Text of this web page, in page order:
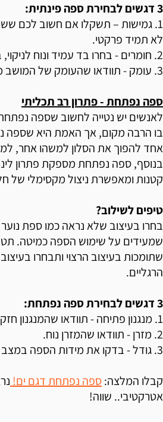
3 דגשים לבחירת ספה פינתית:
1. גמישות – תשקלו אם חשוב לכם
לא תמיד פרקטי.
2. חומרים - בחרו בד עמיד ונוח לניקוי, במיוחד אם יש ילדים או חיות מחמד.
3. עומק - תוודאו שהעומק של המושב מתאים לגובה של בני הבית.
ספה נפתחת - פתרון רב תכליתי
לאנשים יש נטייה לחשוב שספה
בו הרבה מקום, אך האמת היא שספה
אחד להפוך את הסלון למשהו אחר,
בנוסף, ספה נפתחת מספקת פתרון
קטנות ומאפשרת ניצול מקסימלי של
טיפים לשילוב?
בחרו בעיצוב שלא נראה כמו ספת
שמעידים על שימוש הספה כמיטה.
שתומכות בעיצוב הרצוי ותבחרו
הרגליים.
3 דגשים לבחירת ספה נפתחת:
1. מנגנון פתיחה - תוודאו שהמנגנון חזק ובו זמנית פשוט לתפעול.
2. מזרן - תוודאו שהמזרן נוח.
3. גודל - בדקו את מידות הספה במצב פתוח וסגור.
קבלו המלצה:ספה נפתחת דגם ים!
אטרקטיבי.. שווה!